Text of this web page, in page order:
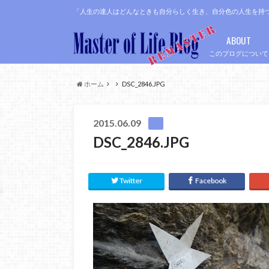
「人生の達人はどんなときも自分らしく生き、自分色の人生を持
このブログについて
ABOUT
ホーム DSC_2846.JPG
2015.06.09
DSC_2846.JPG
Twitter Facebook